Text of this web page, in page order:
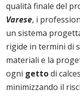
qualità finale del
Varese, i
un sistema
rigide in termini di
materiali e la
ogni gettodi
minimizzando il